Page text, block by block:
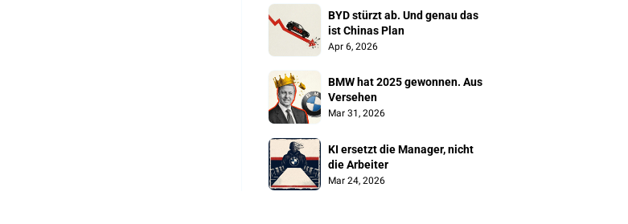
BYD stürzt ab. Und genau das
ist Chinas Plan
Apr 6, 2026
BMW hat 2025 gewonnen. Aus
Versehen
Mar 31, 2026
KI ersetzt die Manager, nicht
die Arbeiter
Mar 24, 2026